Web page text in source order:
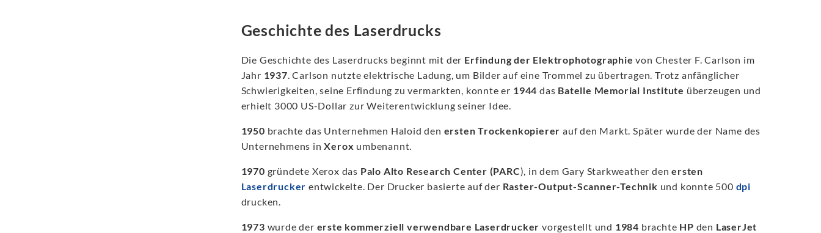
Geschichte des Laserdrucks
Die Geschichte des Laserdrucks beginnt mit der Erfindung der Elektrophotographie von Chester F. Carlson im
Jahr 1937. Carlson nutzte elektrische Ladung, um Bilder auf eine Trommel zu übertragen. Trotz anfänglicher
Schwierigkeiten, seine Erfindung zu vermarkten, konnte er 1944 das Batelle Memorial Institute überzeugen und
erhielt 3000 US-Dollar zur Weiterentwicklung seiner Idee.
1950 brachte das Unternehmen Haloid den ersten Trockenkopierer auf den Markt. Später wurde der Name des
Unternehmens inXerox umbenannt.
1970 gründete Xerox das Palo Alto Research Center (PARC), in dem Gary Starkweather denersten
Laserdrucker entwickelte. Der Drucker basierte auf der Raster-Output-Scanner-Technik und konnte 500 dpi
drucken.
1973 wurde der erste kommerziell verwendbare Laserdrucker vorgestellt und 1984 brachte HP den LaserJet